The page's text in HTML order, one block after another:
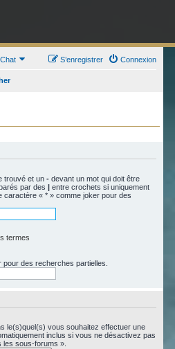
FORUM Connexion
S’enregistrer
trouvé et un - devant un mot qui doit être
par des | entre crochets si uniquement
caractère « * » comme joker pour des
termes
des recherches partielles.
le(s)quel(s) vous souhaitez effectuer une
inclus si vous ne désactivez pas
les sous-forums ».